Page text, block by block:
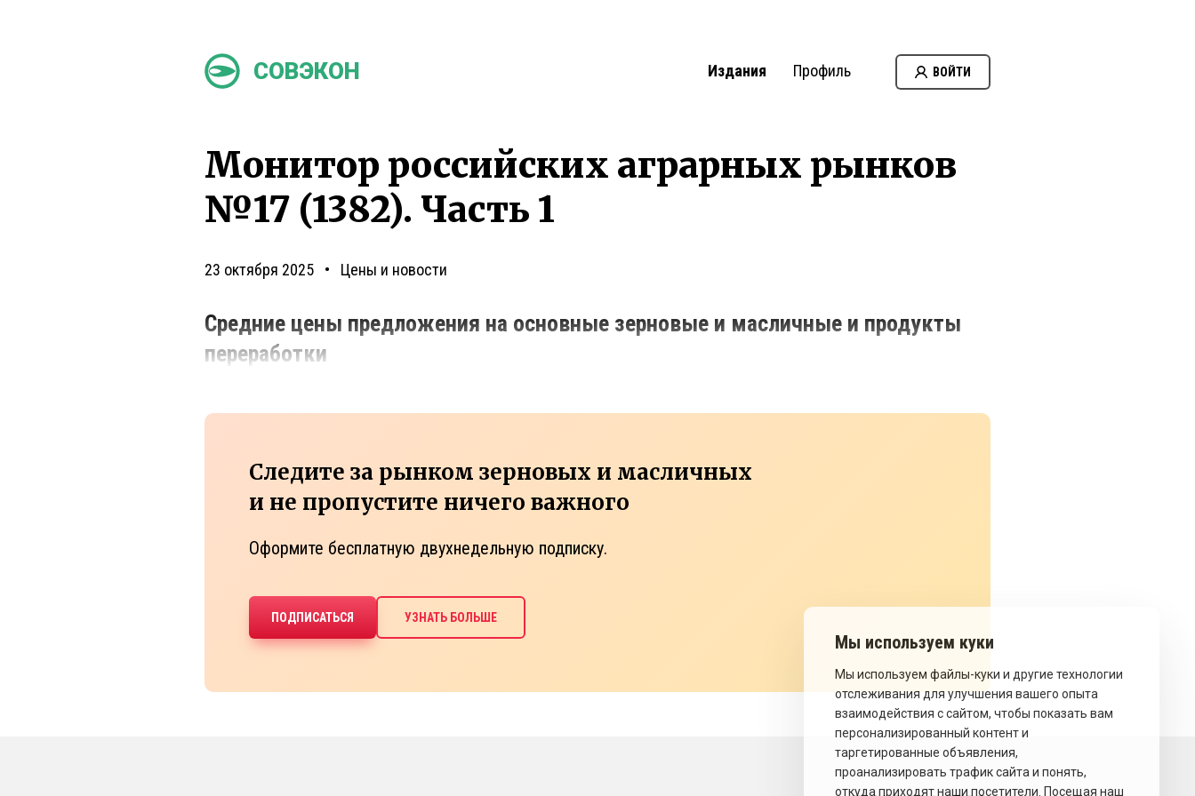
СОВЭКОН Издания Профиль ВОЙТИ
Монитор российских аграрных рынков
№17 (1382). Часть 1
23 октября 2025 Цены и новости
Средние цены предложения на основные зерновые и масличные и продукты
переработки
Следите за рынком зерновых и масличных
и не пропустите ничего важного
Оформите бесплатную двухнедельную подписку.